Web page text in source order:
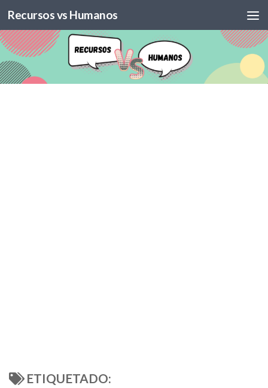
Skip to content
Recursos vs Humanos
ETIQUETADO: